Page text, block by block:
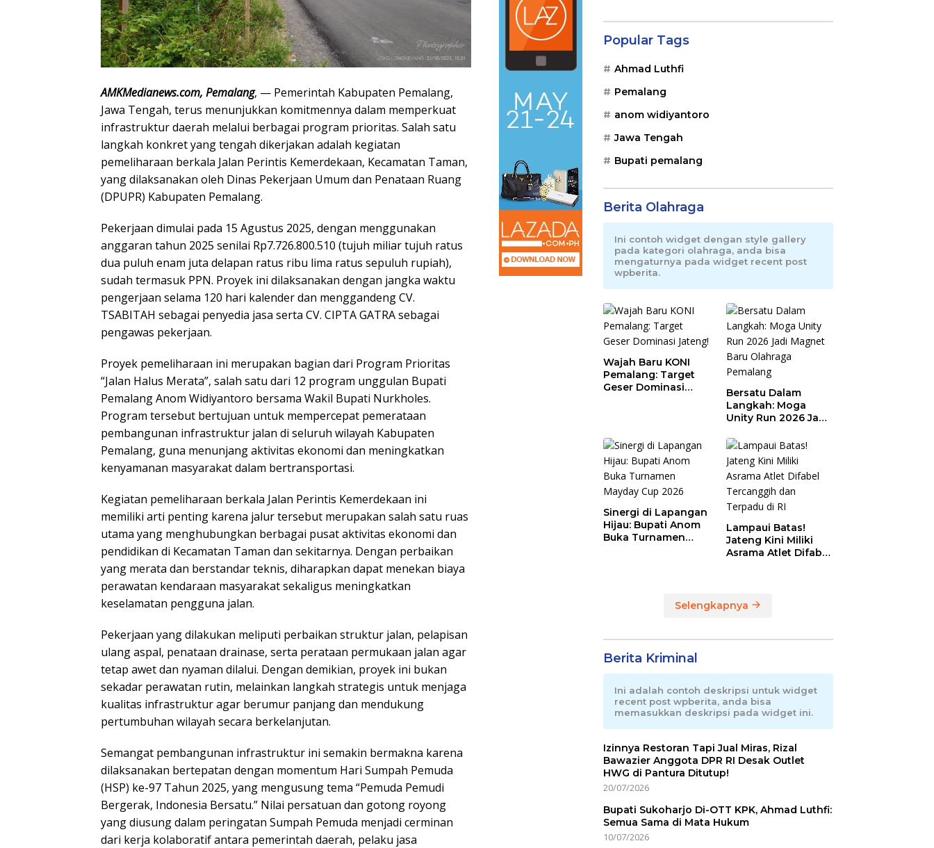
AMKMedianews.com, Pemalang, — Pemerintah Kabupaten Pemalang,
Jawa Tengah, terus menunjukkan komitmennya dalam memperkuat
infrastruktur daerah melalui berbagai program prioritas. Salah satu
langkah konkret yang tengah dikerjakan adalah kegiatan
pemeliharaan berkala Jalan Perintis Kemerdekaan, Kecamatan Taman,
yang dilaksanakan oleh Dinas Pekerjaan Umum dan Penataan Ruang
(DPUPR) Kabupaten Pemalang.
Pekerjaan dimulai pada 15 Agustus 2025, dengan menggunakan
anggaran tahun 2025 senilai Rp7.726.800.510 (tujuh miliar tujuh ratus
dua puluh enam juta delapan ratus ribu lima ratus sepuluh rupiah),
sudah termasuk PPN. Proyek ini dilaksanakan dengan jangka waktu
pengerjaan selama 120 hari kalender dan menggandeng CV.
TSABITAH sebagai penyedia jasa serta CV. CIPTA GATRA sebagai
pengawas pekerjaan.
Proyek pemeliharaan ini merupakan bagian dari Program Prioritas
“Jalan Halus Merata”, salah satu dari 12 program unggulan Bupati
Pemalang Anom Widiyantoro bersama Wakil Bupati Nurkholes.
Program tersebut bertujuan untuk mempercepat pemerataan
pembangunan infrastruktur jalan di seluruh wilayah Kabupaten
Pemalang, guna menunjang aktivitas ekonomi dan meningkatkan
kenyamanan masyarakat dalam bertransportasi.
Kegiatan pemeliharaan berkala Jalan Perintis Kemerdekaan ini
memiliki arti penting karena jalur tersebut merupakan salah satu ruas
utama yang menghubungkan berbagai pusat aktivitas ekonomi dan
pendidikan di Kecamatan Taman dan sekitarnya. Dengan perbaikan
yang merata dan berstandar teknis, diharapkan dapat menekan biaya
perawatan kendaraan masyarakat sekaligus meningkatkan
keselamatan pengguna jalan.
Pekerjaan yang dilakukan meliputi perbaikan struktur jalan, pelapisan
ulang aspal, penataan drainase, serta perataan permukaan jalan agar
tetap awet dan nyaman dilalui. Dengan demikian, proyek ini bukan
sekadar perawatan rutin, melainkan langkah strategis untuk menjaga
kualitas infrastruktur agar berumur panjang dan mendukung
pertumbuhan wilayah secara berkelanjutan.
Semangat pembangunan infrastruktur ini semakin bermakna karena
dilaksanakan bertepatan dengan momentum Hari Sumpah Pemuda
(HSP) ke-97 Tahun 2025, yang mengusung tema “Pemuda Pemudi
Bergerak, Indonesia Bersatu.” Nilai persatuan dan gotong royong
yang diusung dalam peringatan Sumpah Pemuda menjadi cerminan
dari kerja kolaboratif antara pemerintah daerah, pelaku jasa
Popular Tags
Ahmad Luthfi
Pemalang
anom widiyantoro
Jawa Tengah
Bupati pemalang
Berita Olahraga
Ini contoh widget dengan style gallery
pada kategori olahraga, anda bisa
mengaturnya pada widget recent post
wpberita.
Wajah Baru KONI
Pemalang: Target
Geser Dominasi
Bersatu Dalam
Langkah: Moga
Unity Run 2026 Jadi
Olahraga Pemalang
Sinergi di Lapangan
Hijau: Bupati Anom
Buka Turnamen
Lampaui Batas!
Jateng Kini Miliki
Asrama Atlet Difabel
Selengkapnya
Berita Kriminal
Ini adalah contoh deskripsi untuk widget
recent post wpberita, anda bisa
memasukkan deskripsi pada widget ini.
Izinnya Restoran Tapi Jual Miras, Rizal
Bawazier Anggota DPR RI Desak Outlet
HWG di Pantura Ditutup!
20/07/2026
Bupati Sukoharjo Di-OTT KPK, Ahmad Luthfi:
Semua Sama di Mata Hukum
10/07/2026